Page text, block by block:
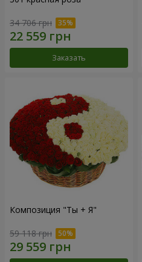
34 706 грн
Заказать
Композиция "Ты + Я"
59 118 грн